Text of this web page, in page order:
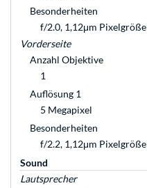
Besonderheiten
f/2.0, 1,12μm Pixelgröße
Vorderseite
Anzahl Objektive
1
Auflösung 1
5 Megapixel
Besonderheiten
f/2.2, 1,12μm Pixelgröße
Sound
Lautsprecher